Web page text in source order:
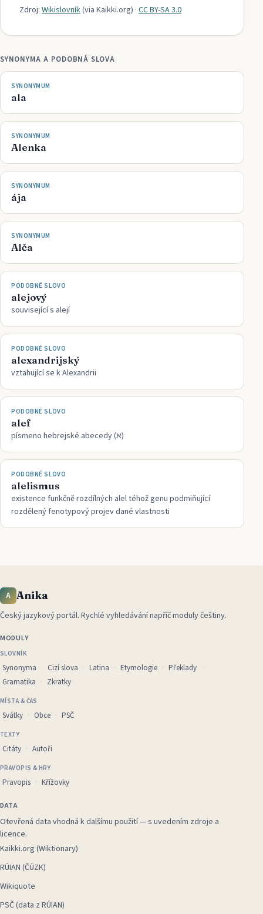
Zdroj: Wikislovník(via Kaikki.org) · CC BY-SA 3.0
SYNONYMA A PODOBNÁ SLOVA
SYNONYMUM
ala
SYNONYMUM
Alenka
SYNONYMUM
ája
SYNONYMUM
Alča
PODOBNÉ SLOVO
alejový
související s alejí
PODOBNÉ SLOVO
alexandrijský
vztahující se k Alexandrii
PODOBNÉ SLOVO
alef
písmeno hebrejské abecedy (א)
PODOBNÉ SLOVO
alelismus
existence funkčně rozdílných alel téhož genu podmiňující
rozdělený fenotypový projev dané vlastnosti
A Anika
Český jazykový portál. Rychlé vyhledávání napříč moduly češtiny.
MODULY
SLOVNÍK
Synonyma Cizí slova Latina Etymologie
Překlady
Gramatika
Zkratky
MÍSTA & ČAS
Svátky Obce PSČ
TEXTY
Citáty Autoři
PRAVOPIS & HRY
Pravopis Křížovky
DATA
Otevřená data vhodná k dalšímu použití — s uvedením zdroje a
licence.
Kaikki.org (Wiktionary)
RÚIAN (ČÚZK)
Wikiquote
PSČ (data z RÚIAN)